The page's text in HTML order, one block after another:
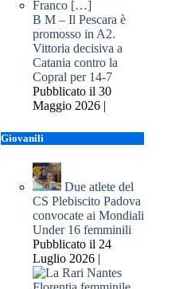
B M – Il Pescara è
promosso in A2.
Vittoria decisiva a
Catania contro la
Copral per 14-7
Pubblicato il 30
Maggio 2026 |
Giovanili
Due atlete del
CS Plebiscito Padova
convocate ai Mondiali
Under 16 femminili
Pubblicato il 24
Luglio 2026 |